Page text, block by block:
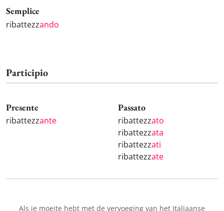
Semplice
ribattezzando
Participio
Presente
ribattezzante
Passato
ribattezzato
ribattezzata
ribattezzati
ribattezzate
Als je moeite hebt met de vervoeging van het Italiaanse